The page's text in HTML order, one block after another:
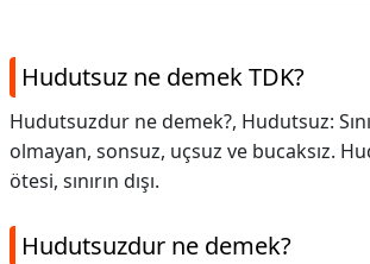
Hudutsuz ne demek TDK?
Hudutsuzdur ne demek?, Hudutsuz:
olmayan, sonsuz, uçsuz ve bucaksız.
ötesi, sınırın dışı.
Hudutsuzdur ne demek?